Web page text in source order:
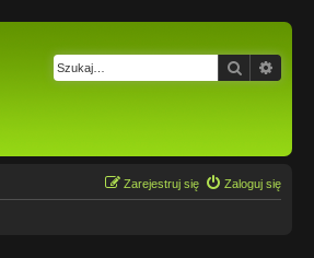
Szukaj
Zaloguj się
Zarejestruj się